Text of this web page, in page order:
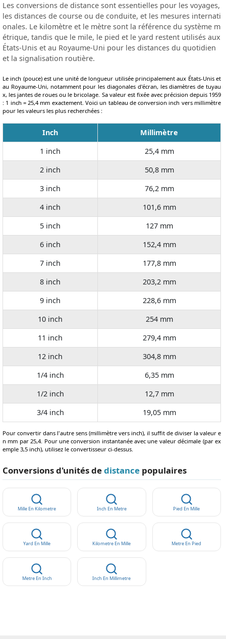
Les conversions de distance sont essentielles pour les voyages,
les distances de course ou de conduite, et les mesures internati
onales. Le kilomètre et le mètre sont la référence du système m
étrique, tandis que le mile, le pied et le yard restent utilisés aux
États-Unis et au Royaume-Uni pour les distances du quotidien
et la signalisation routière.
Le inch (pouce) est une unité de longueur utilisée principalement aux États-Unis et
au Royaume-Uni, notamment pour les diagonales d'écran, les diamètres de tuyau
x, les jantes de roues ou le bricolage. Sa valeur est fixée avec précision depuis 1959
: 1 inch = 25,4 mm exactement. Voici un tableau de conversion inch vers millimètre
pour les valeurs les plus recherchées :
Inch
Millimètre
1 inch
25,4 mm
2 inch
50,8 mm
3 inch
76,2 mm
4 inch
101,6 mm
5 inch
127 mm
6 inch
152,4 mm
7 inch
177,8 mm
8 inch
203,2 mm
9 inch
228,6 mm
10 inch
254 mm
11 inch
279,4 mm
12 inch
304,8 mm
1/4 inch
6,35 mm
1/2 inch
12,7 mm
3/4 inch
19,05 mm
Pour convertir dans l'autre sens (millimètre vers inch), il suffit de diviser la valeur e
n mm par 25,4. Pour une conversion instantanée avec une valeur décimale (par ex
emple 3,5 inch), utilisez le convertisseur ci-dessus.
Conversions d'unités dedistance populaires
Mille En Kilometre Inch En Metre Pied En Mille
Yard En Mille Kilometre En Mille Metre En Pied
Metre En Inch Inch En Millimetre